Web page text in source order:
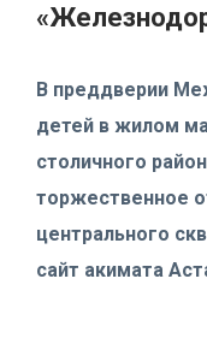
В преддверии
детей в жилом
столичного
торжественное
центрального
сайт акимата